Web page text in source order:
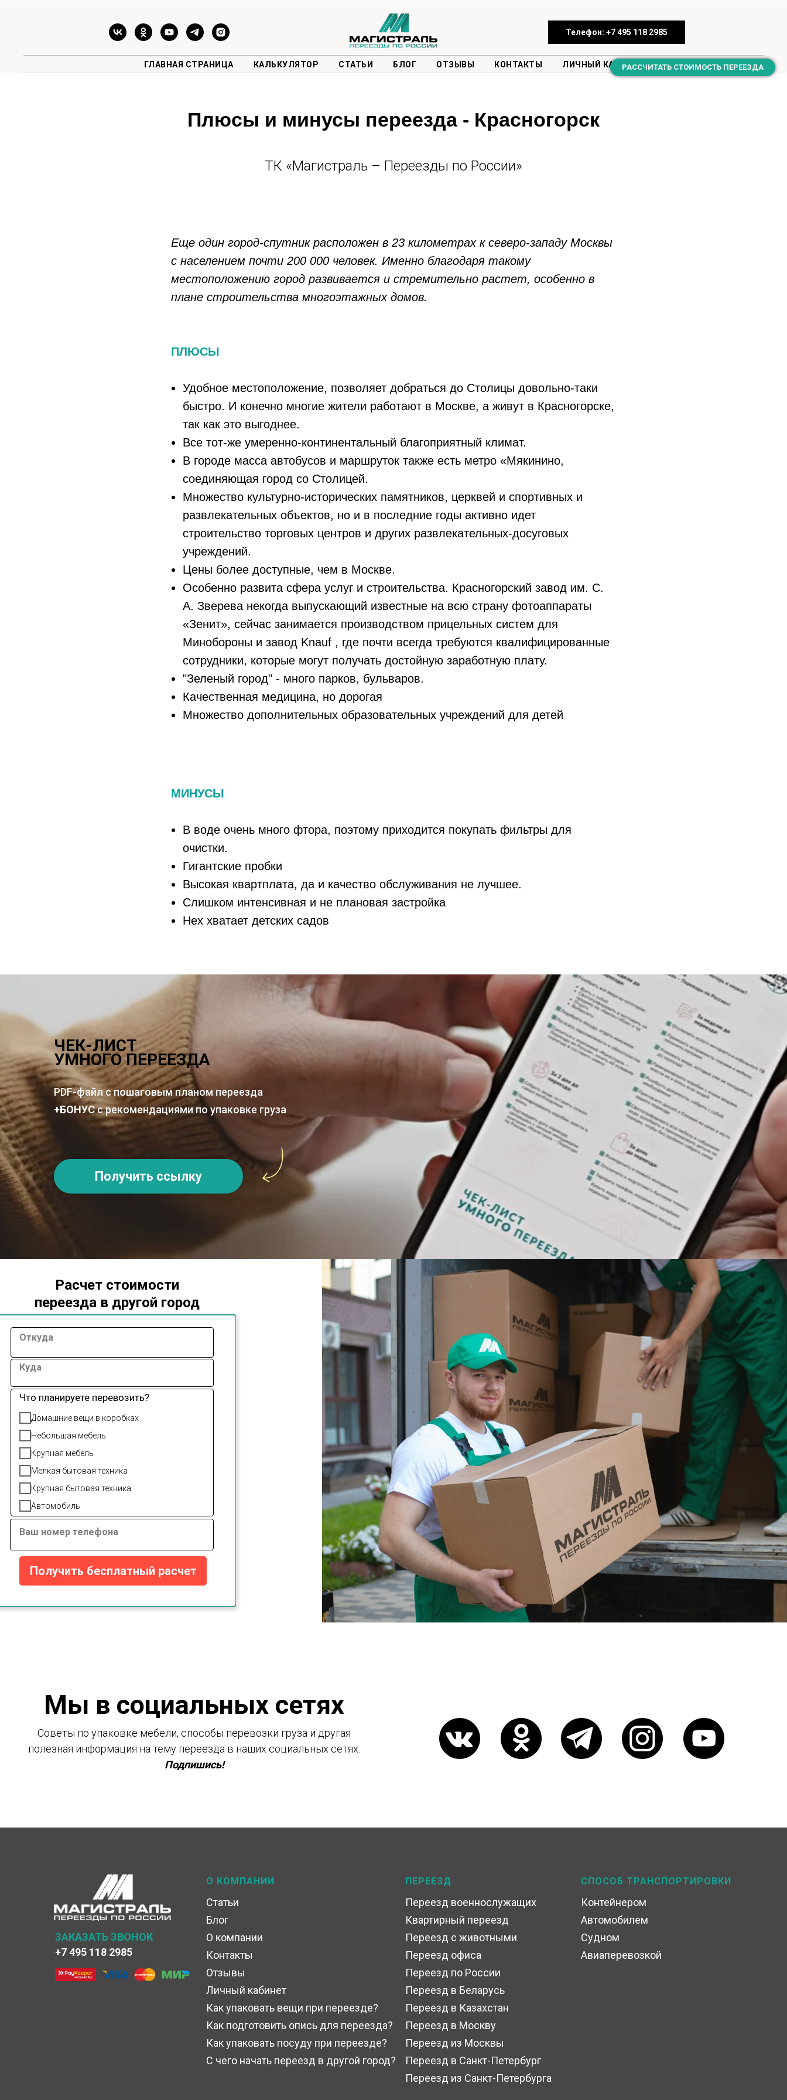
Телефон: +7 495 118 2985
ГЛАВНАЯ СТРАНИЦА КАЛЬКУЛЯТОР СТАТЬИ БЛОГ ОТЗЫВЫ КОНТАКТЫ ЛИЧНЫЙ КАБИНЕТ
Плюсы и минусы переезда - Красногорск
ТК «Магистраль – Переезды по России»
РАССЧИТАТЬ СТОИМОСТЬ ПЕРЕЕЗДА
Еще один город-спутник расположен в 23 километрах к северо-западу Москвы
с населением почти 200 000 человек. Именно благодаря такому
местоположению город развивается и стремительно растет, особенно в
плане строительства многоэтажных домов.
ПЛЮСЫ
Удобное местоположение, позволяет добраться до Столицы довольно-таки
быстро. И конечно многие жители работают в Москве, а живут в Красногорске,
так как это выгоднее.
Все тот-же умеренно-континентальный благоприятный климат.
В городе масса автобусов и маршруток также есть метро «Мякинино,
соединяющая город со Столицей.
Множество культурно-исторических памятников, церквей и спортивных и
развлекательных объектов, но и в последние годы активно идет
строительство торговых центров и других развлекательных-досуговых
учреждений.
Цены более доступные, чем в Москве.
Особенно развита сфера услуг и строительства. Красногорский завод им. С.
А. Зверева некогда выпускающий известные на всю страну фотоаппараты
«Зенит», сейчас занимается производством прицельных систем для
Минобороны и завод Knauf , где почти всегда требуются квалифицированные
сотрудники, которые могут получать достойную заработную плату.
"Зеленый город" - много парков, бульваров.
Качественная медицина, но дорогая
Множество дополнительных образовательных учреждений для детей
МИНУСЫ
В воде очень много фтора, поэтому приходится покупать фильтры для
очистки.
Гигантские пробки
Высокая квартплата, да и качество обслуживания не лучшее.
Слишком интенсивная и не плановая застройка
Нех хватает детских садов
ЧЕК-ЛИСТ
УМНОГО ПЕРЕЕЗДА
PDF-файл с пошаговым планом переезда
+БОНУСс рекомендациями по упаковке груза
Получить ссылку
Расчет стоимости
переезда в другой город
Откуда
Куда
Что планируете перевозить?
Домашние вещи в коробках
Небольшая мебель
Крупная мебель
Мелкая бытовая техника
Крупная бытовая техника
Автомобиль
Ваш номер телефона
Получить бесплатный расчет
Мы в социальных сетях
Советы по упаковке мебели, способы перевозки груза и другая
полезная информация на тему переезда в наших социальных сетях.
Подпишись!
О КОМПАНИИ
Статьи
ПЕРЕЕЗД СПОСОБ ТРАНСПОРТИРОВКИ
Блог
О компании
Контакты
Отзывы
Личный кабинет
Как упаковать вещи при переезде?
Как подготовить опись для переезда?
Как упаковать посуду при переезде?
С чего начать переезд в другой город?
+7 495 118 2985
ЗАКАЗАТЬ ЗВОНОК
Контейнером
Автомобилем
Судном
Авиаперевозкой
Переезд военнослужащих
Квартирный переезд
Переезд с животными
Переезд офиса
Переезд по России
Переезд в Беларусь
Переезд в Казахстан
Переезд в Москву
Переезд из Москвы
Переезд в Санкт-Петербург
Переезд из Санкт-Петербурга